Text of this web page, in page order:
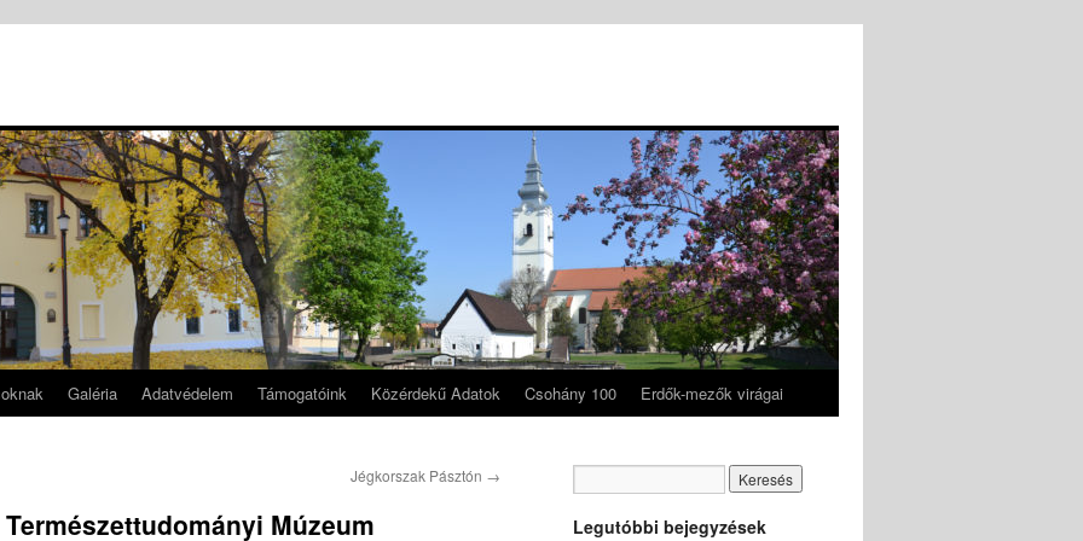
Galéria Adatvédelem Támogatóink Közérdekű Adatok Csohány 100 Erdők-mezők virágai
Jégkorszak Pásztón →
Múzeum
Legutóbbi bejegyzések